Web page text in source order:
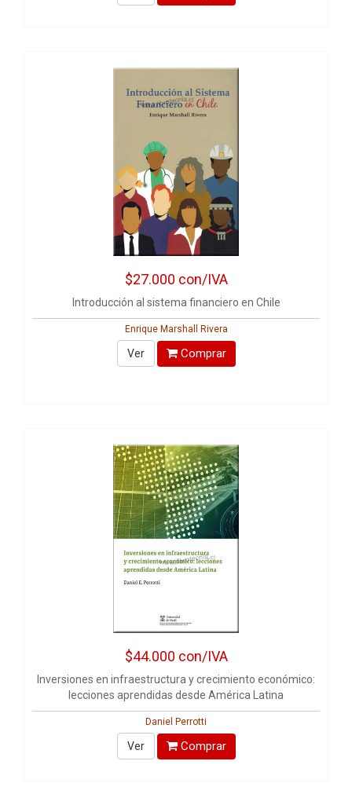
$27.000 con/IVA
Introducción al sistema financiero en Chile
Enrique Marshall Rivera
Ver Comprar
$44.000 con/IVA
Inversiones en infraestructura y crecimiento económico:
lecciones aprendidas desde América Latina
Daniel Perrotti
Ver Comprar